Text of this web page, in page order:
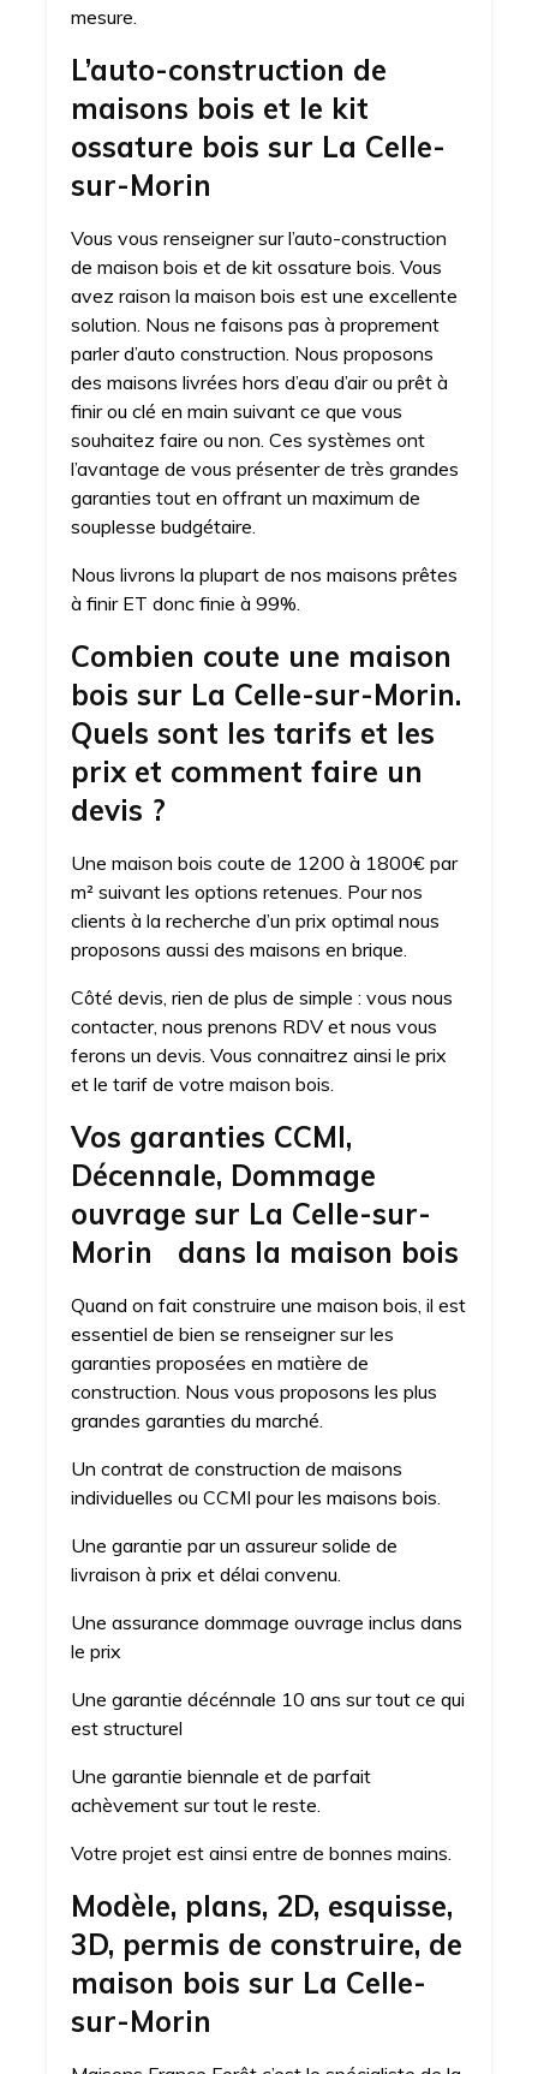
mesure.
L’auto-construction de
maisons bois et le kit
ossature bois sur La Celle-
sur-Morin
Vous vous renseigner sur l’auto-construction
de maison bois et de kit ossature bois. Vous
avez raison la maison bois est une excellente
solution. Nous ne faisons pas à proprement
parler d’auto construction. Nous proposons
des maisons livrées hors d’eau d’air ou prêt à
finir ou clé en main suivant ce que vous
souhaitez faire ou non. Ces systèmes ont
l’avantage de vous présenter de très grandes
garanties tout en offrant un maximum de
souplesse budgétaire.
Nous livrons la plupart de nos maisons prêtes
à finir ET donc finie à 99%.
Combien coute une maison
bois sur La Celle-sur-Morin.
Quels sont les tarifs et les
prix et comment faire un
devis ?
Une maison bois coute de 1200 à 1800€ par
m² suivant les options retenues. Pour nos
clients à la recherche d’un prix optimal nous
proposons aussi des maisons en brique.
Côté devis, rien de plus de simple : vous nous
contacter, nous prenons RDV et nous vous
ferons un devis. Vous connaitrez ainsi le prix
et le tarif de votre maison bois.
Vos garanties CCMI,
Décennale, Dommage
ouvrage sur La Celle-sur-
Morin dans la maison bois
Quand on fait construire une maison bois, il est
essentiel de bien se renseigner sur les
garanties proposées en matière de
construction. Nous vous proposons les plus
grandes garanties du marché.
Un contrat de construction de maisons
individuelles ou CCMI pour les maisons bois.
Une garantie par un assureur solide de
livraison à prix et délai convenu.
Une assurance dommage ouvrage inclus dans
le prix
Une garantie décénnale 10 ans sur tout ce qui
est structurel
Une garantie biennale et de parfait
achèvement sur tout le reste.
Votre projet est ainsi entre de bonnes mains.
Modèle, plans, 2D, esquisse,
3D, permis de construire, de
maison bois sur La Celle-
sur-Morin